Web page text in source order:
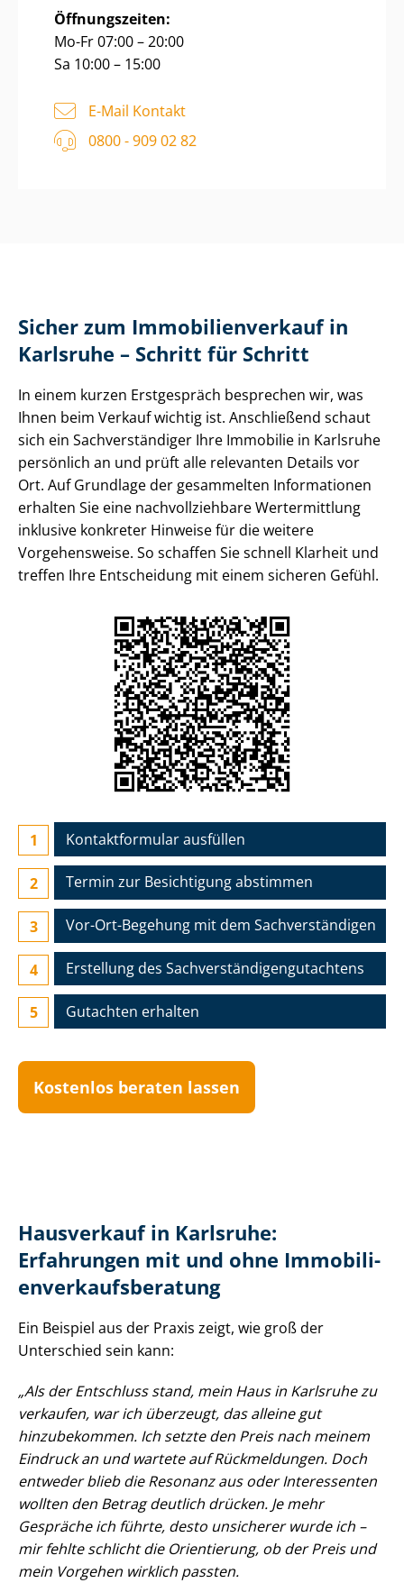
Öffnungszeiten:
Mo-Fr 07:00 – 20:00
Sa 10:00 – 15:00
E-Mail Kontakt
0800 - 909 02 82
Sicher zum Im­mo­bi­li­en­ver­kauf in
Karlsruhe – Schritt für Schritt
In einem kurzen Erstgespräch besprechen wir, was
Ihnen beim Verkauf wichtig ist. Anschließend schaut
sich ein Sach­ver­stän­di­ger Ihre Immobilie in Karlsruhe
persönlich an und prüft alle relevanten Details vor
Ort. Auf Grundlage der gesammelten Informationen
erhalten Sie eine nach­voll­zieh­ba­re Wertermittlung
inklusive konkreter Hinweise für die weitere
Vorgehensweise. So schaffen Sie schnell Klarheit und
treffen Ihre Entscheidung mit einem sicheren Gefühl.
Kontaktformular ausfüllen
Termin zur Besichtigung abstimmen
Vor-Ort-Begehung mit dem Sach­ver­stän­di­gen
Erstellung des Sach­ver­stän­di­gen­gut­ach­tens
Gutachten erhalten
Kostenlos beraten lassen
Hausverkauf in Karlsruhe:
Erfahrungen mit und ohne Im­mo­bi­li­
en­ver­kaufs­be­ra­tung
Ein Beispiel aus der Praxis zeigt, wie groß der
Unterschied sein kann:
„Als der Entschluss stand, mein Haus in Karlsruhe zu
verkaufen, war ich überzeugt, das alleine gut
hinzubekommen. Ich setzte den Preis nach meinem
Eindruck an und wartete auf Rückmeldungen. Doch
entweder blieb die Resonanz aus oder Interessenten
wollten den Betrag deutlich drücken. Je mehr
Gespräche ich führte, desto unsicherer wurde ich –
mir fehlte schlicht die Orientierung, ob der Preis und
mein Vorgehen wirklich passten.